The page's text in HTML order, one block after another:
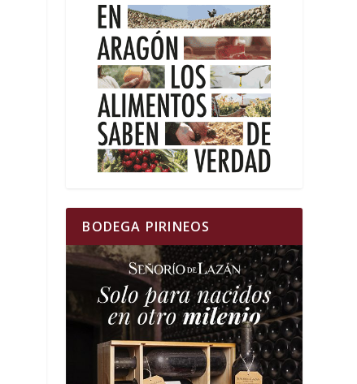
BODEGA PIRINEOS